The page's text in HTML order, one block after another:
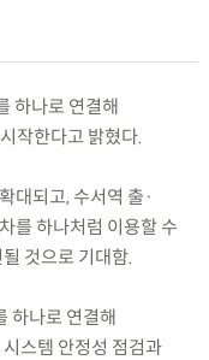
하나로 연결해
작한다고 밝혔다.
대되고, 수서역 출·
를 하나처럼 이용할 수
것으로 기대함.
하나로 연결해
스템 안정성 점검과